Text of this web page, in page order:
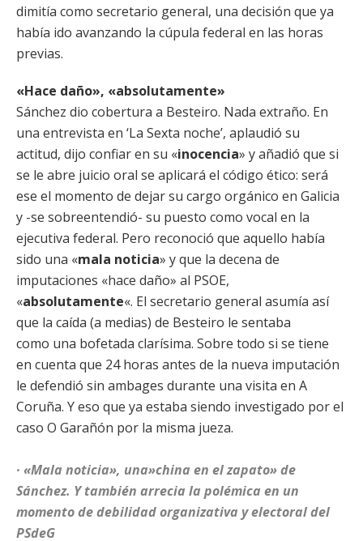
dimitía como secretario general, una decisión que ya
había ido avanzando la cúpula federal en las horas
previas.
«Hace daño», «absolutamente»
Sánchez dio cobertura a Besteiro. Nada extraño. En
una entrevista en ‘La Sexta noche’, aplaudió su
actitud, dijo confiar en su «inocencia» y añadió que si
se le abre juicio oral se aplicará el código ético: será
ese el momento de dejar su cargo orgánico en Galicia
y -se sobreentendió- su puesto como vocal en la
ejecutiva federal. Pero reconoció que aquello había
sido una «mala noticia» y que la decena de
imputaciones «hace daño» al PSOE,
«absolutamente«. El secretario general asumía así
que la caída (a medias) de Besteiro le sentaba
como una bofetada clarísima. Sobre todo si se tiene
en cuenta que 24 horas antes de la nueva imputación
le defendió sin ambages durante una visita en A
Coruña. Y eso que ya estaba siendo investigado por el
caso O Garañón por la misma jueza.
· «Mala noticia», una»china en el zapato» de
Sánchez. Y también arrecia la polémica en un
momento de debilidad organizativa y electoral del
PSdeG